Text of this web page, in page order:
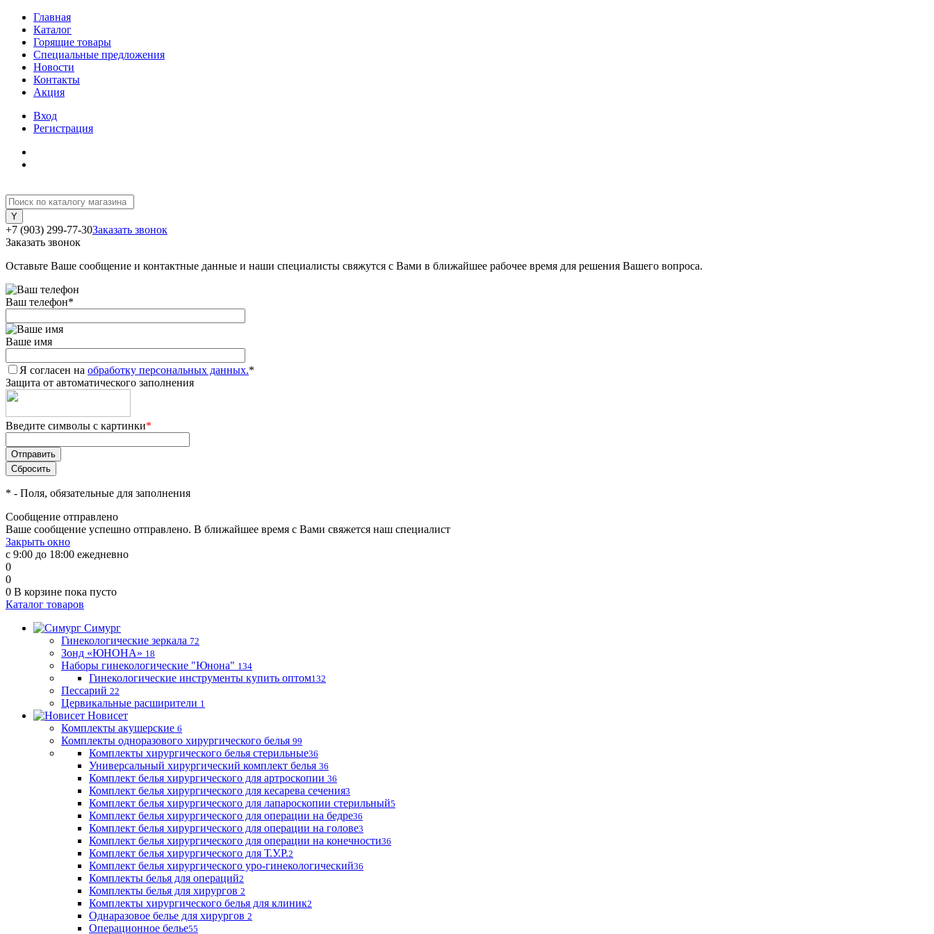
Главная
Каталог
Горящие товары
Специальные предложения
Новости
Контакты
Акция
Вход
Регистрация
+7 (903) 299-77-30Заказать звонок
Заказать звонок
Оставьте Ваше сообщение и контактные данные и наши специалисты свяжутся с Вами в ближайшее рабочее время для решения Вашего вопроса.
Ваш телефон*
Ваше имя
Я согласен на обработку персональных данных.*
Защита от автоматического заполнения
Введите символы с картинки*
* - Поля, обязательные для заполнения
Сообщение отправлено
Ваше сообщение успешно отправлено. В ближайшее время с Вами свяжется наш специалист
Закрыть окно
с 9:00 до 18:00 ежедневно
0
0
0 В корзине пока пусто
Каталог товаров
Симург
Гинекологические зеркала 72
Зонд «ЮНОНА» 18
Наборы гинекологические "Юнона" 134
Гинекологические инструменты купить оптом132
Пессарий 22
Цервикальные расширители 1
Новисет
Комплекты акушерские 6
Комплекты одноразового хирургического белья 99
Комплекты хирургического белья стерильные36
Универсальный хирургический комплект белья 36
Комплект белья хирургического для артроскопии 36
Комплект белья хирургического для кесарева сечения3
Комплект белья хирургического для лапароскопии стерильный5
Комплект белья хирургического для операции на бедре36
Комплект белья хирургического для операции на голове3
Комплект белья хирургического для операции на конечности36
Комплект белья хирургического для Т.У.Р.2
Комплект белья хирургического уро-гинекологический36
Комплекты белья для операций2
Комплекты белья для хирургов 2
Комплекты хирургического белья для клиник2
Однаразовое белье для хирургов 2
Операционное белье55